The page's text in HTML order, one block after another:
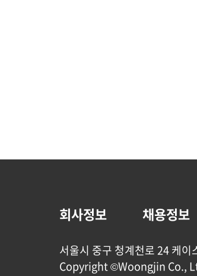
회사정보 채용정보
서울시 중구 청계천로 24 케
Copyright ©Woongjin Co.,